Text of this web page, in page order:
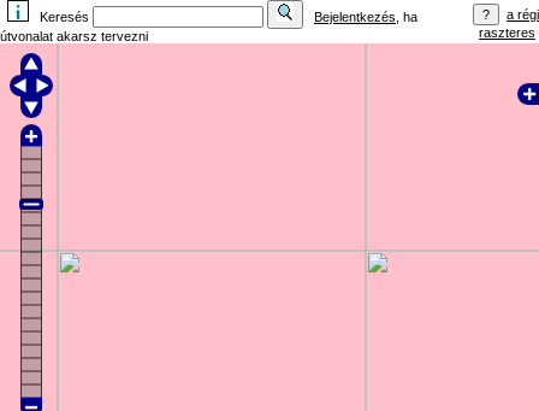
Keresés Bejelentkezés , ha
útvonalat akarsz tervezni
a régi
raszteres